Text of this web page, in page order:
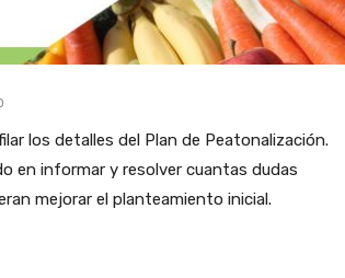
los detalles del Plan de Peatonalización.
en informar y resolver cuantas dudas
mejorar el planteamiento inicial.